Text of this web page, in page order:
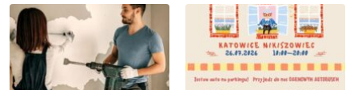
– nabór dla
przedsiębiorców
Podlesiu